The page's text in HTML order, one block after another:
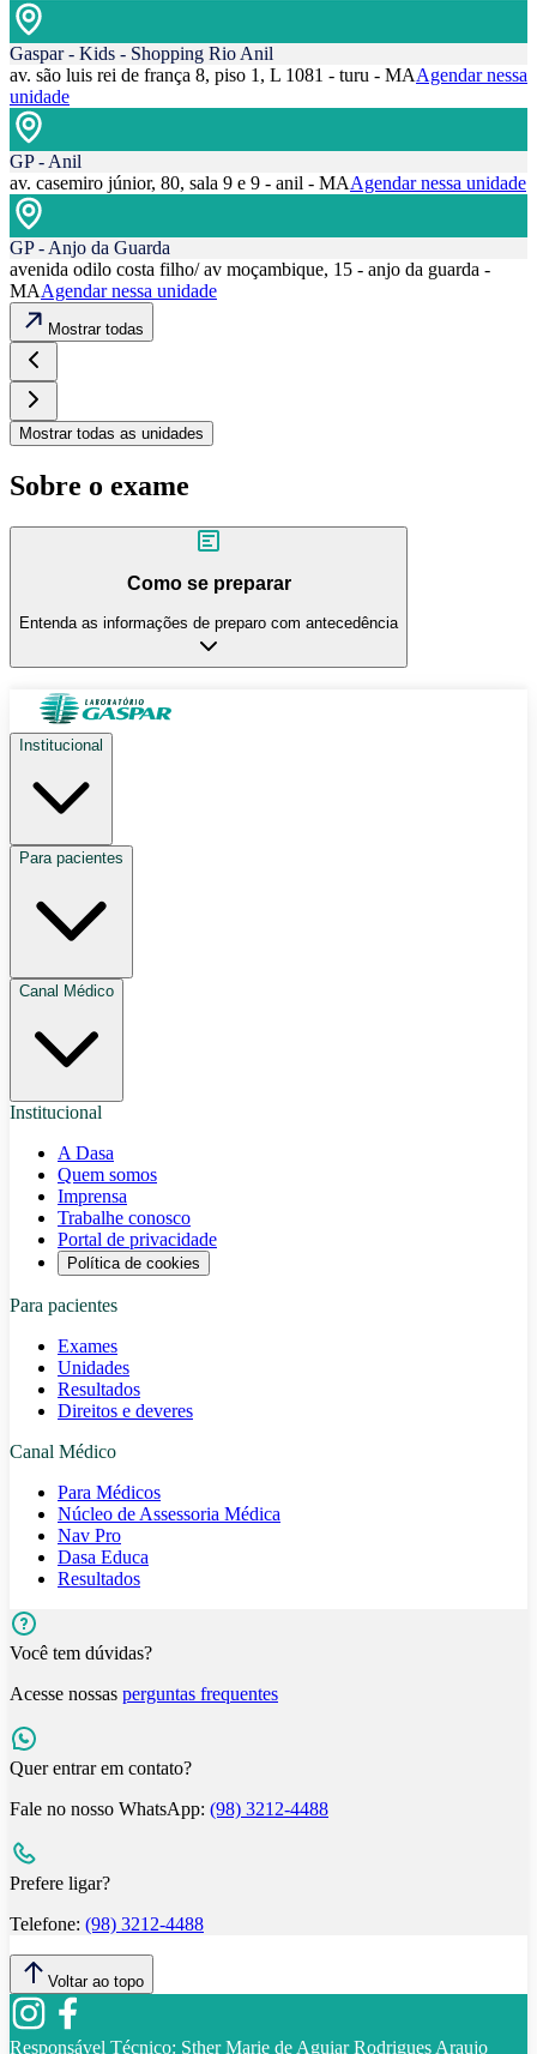
Gaspar - Kids - Shopping Rio Anil
av. são luis rei de frança 8, piso 1, L 1081 - turu - MAAgendar nessa
unidade
GP - Anil
av. casemiro júnior, 80, sala 9 e 9 - anil - MAAgendar nessa unidade
GP - Anjo da Guarda
avenida odilo costa filho/ av moçambique, 15 - anjo da guarda -
MAAgendar nessa unidade
Mostrar todas
Mostrar todas as unidades
Sobre o exame
Como se preparar
Entenda as informações de preparo com antecedência
Institucional
Para pacientes
Canal Médico
Institucional
A Dasa
Quem somos
Imprensa
Trabalhe conosco
Portal de privacidade
Política de cookies
Para pacientes
Exames
Unidades
Resultados
Direitos e deveres
Canal Médico
Para Médicos
Núcleo de Assessoria Médica
Nav Pro
Dasa Educa
Resultados
Você tem dúvidas?
Acesse nossas perguntas frequentes
Quer entrar em contato?
Fale no nosso WhatsApp: (98) 3212-4488
Prefere ligar?
Telefone: (98) 3212-4488
Voltar ao topo
Responsável Técnico: Sther Marie de Aguiar Rodrigues Araujo